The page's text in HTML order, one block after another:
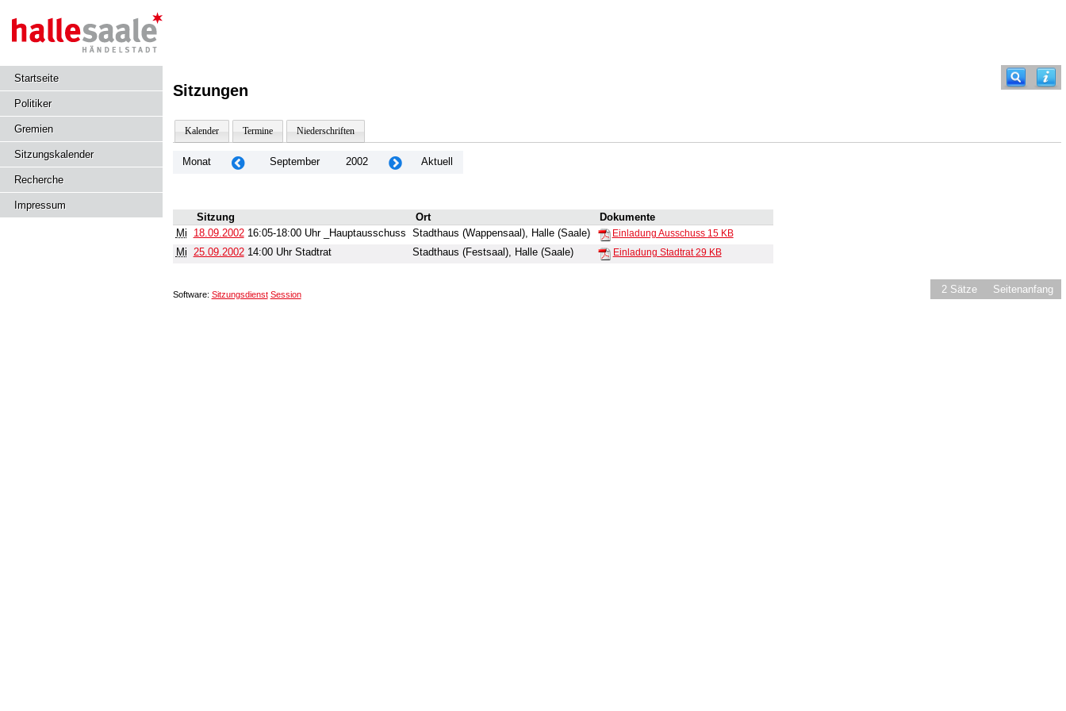
Startseite
Politiker
Gremien
Sitzungskalender
Recherche
Impressum
Sitzungen
Kalender Termine Niederschriften
Monat September 2002 Aktuell
Sitzung Ort
Dokumente
Mi
18.09.200216:05-18:00 Uhr _Hauptausschuss Stadthaus (Wappensaal), Halle (Saale) Einladung Ausschuss 15 KB
Mi 25.09.200214:00 Uhr Stadtrat Stadthaus (Festsaal), Halle (Saale) Einladung Stadtrat29 KB
2 Sätze Seitenanfang
Software: Sitzungsdienst Session